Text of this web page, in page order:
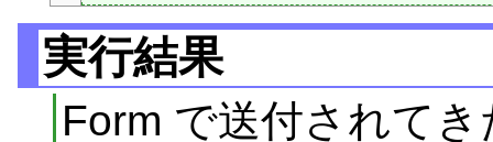
実行結果
Form で送付されてき